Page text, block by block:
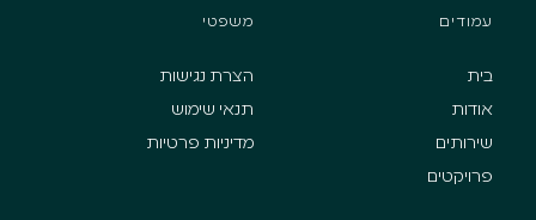
עמודים
בית
אודות
שירותים
פרויקטים
משפטי
הצרת נגישות
תנאי שימוש
מדיניות פרטיות